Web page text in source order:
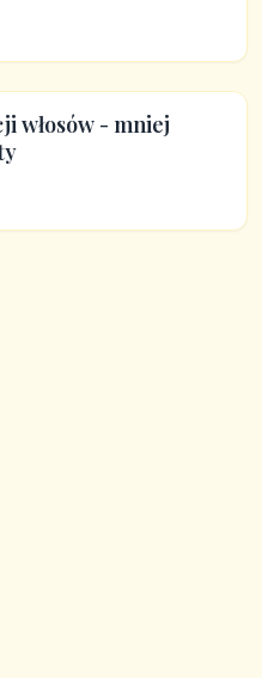
włosów - mniej